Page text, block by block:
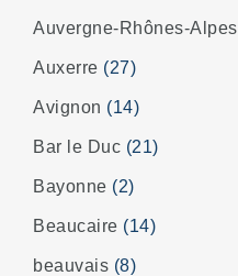
Auvergne-Rhônes-Alpes
Auxerre (27)
Avignon (14)
Bar le Duc (21)
Bayonne (2)
Beaucaire (14)
beauvais (8)